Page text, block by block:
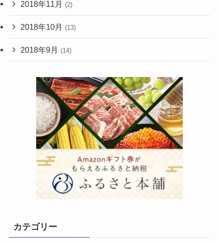
2018年11月 (2)
2018年10月 (13)
2018年9月 (14)
カテゴリー